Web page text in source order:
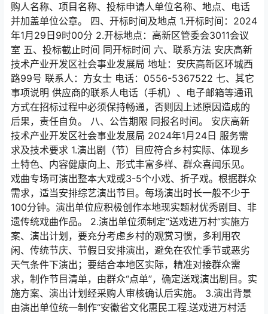
购人名称、项目名称、投标申请人单位名称、地点、电话
并加盖单位公章。 四、开标时间及地点 1.开标时间：2024
年1月29日9时00分 2.开标地点：高新区管委会3011会议
室 五、投标截止时间 同开标时间 六、联系方法 安庆高新
技术产业开发区社会事业发展局 地址：安庆高新区环城西
路99号 联系人：方女士 电话：0556-5367522 七、其它
事项说明 供应商的联系人电话（手机）、电子邮箱等通讯
方式在招标过程中必须保持畅通，否则因上述原因造成的
后果，责任自负。 八、公告期限 同报名时间。 安庆高新
技术产业开发区社会事业发展局 2024年1月24日 服务需
求及技术要求 1.演出剧（节）目应符合乡村实际、体现乡
土特色、内容健康向上、形式丰富多样、群众喜闻乐见。
戏曲专场可演出整本大戏或3-5个小戏、折子戏。根据群众
需求，适当安排综艺演出节目。每场演出时长一般不少于
100分钟。演出单位应积极创作本地现实题材优秀剧目、非
遗传统戏曲作品。 2.演出单位须制定“送戏进万村”实施方
案、演出计划，要充分考虑乡村的观赏习惯，多利用农
闲、传统节庆、节假日安排演出，避免在农忙季节或恶劣
天气条件下演出；要结合本地区实际，精准对接群众需
求，制作节目清单，由群众“点单”，确定送戏演出剧目。实
施方案、演出计划经采购人审核确认后实施。 3.演出背景
由演出单位统一制作“安徽省文化惠民工程.送戏进万村活